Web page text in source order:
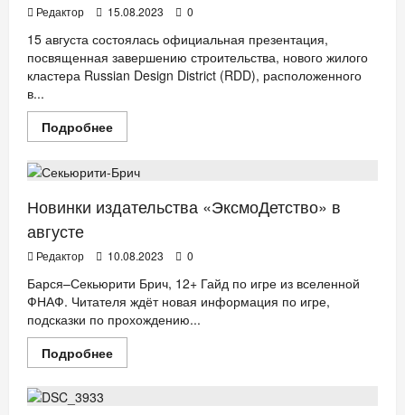
Редактор 15.08.2023 0
15 августа состоялась официальная презентация,
посвященная завершению строительства, нового жилого
кластера Russian Design District (RDD), расположенного
в...
ПодробнееПрочитать
больше
Говорящая
скульптура,
в
пентхаусе
гимнастки:
состоялся
пресс-
показ
нового
квартала
RDD
Новинки издательства «ЭксмоДетство» в
августе
Редактор 10.08.2023 0
Барся–Секьюрити Брич, 12+ Гайд по игре из вселенной
ФНАФ. Читателя ждёт новая информация по игре,
подсказки по прохождению...
ПодробнееПрочитать
больше
БИЗНЕС ДЕТИ